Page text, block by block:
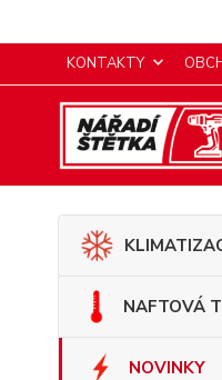
KONTAKTY
NAFTOVÁ
NOVINKY